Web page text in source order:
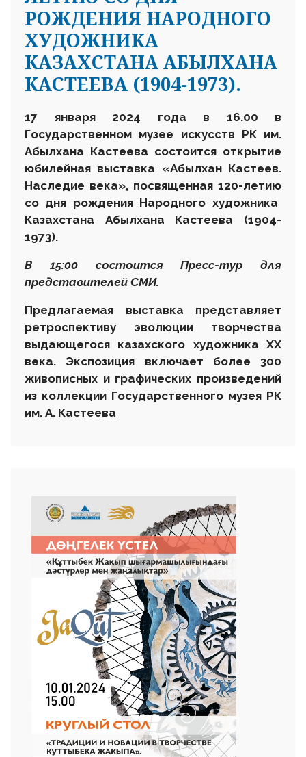
РОЖДЕНИЯ НАРОДНОГО
ХУДОЖНИКА
КАЗАХСТАНА АБЫЛХАНА
КАСТЕЕВА (1904-1973).
17 января 2024 года в 16.00 в
Государственном музее искусств РК им.
Абылхана Кастеева состоится открытие
юбилейная выставка «Абылхан Кастеев.
Наследие века», посвященная 120-летию
со дня рождения Народного художника
Казахстана Абылхана Кастеева (1904-
1973).
В 15:00 состоится Пресс-тур для
представителей СМИ.
Предлагаемая выставка представляет
ретроспективу эволюции творчества
выдающегося казахского художника ХХ
века. Экспозиция включает более 300
живописных и графических произведений
из коллекции Государственного музея РК
им. А. Кастеева